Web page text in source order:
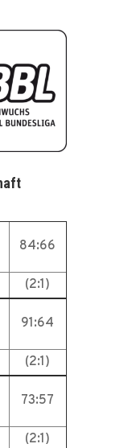
84:66
(2:1)
91:64
(2:1)
73:57
(2:1)